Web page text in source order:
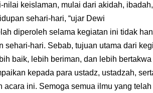
nilai keislaman, mulai dari akidah,
sehari-hari, “ujar Dewi
diperoleh selama kegiatan ini tidak
sehari-hari. Sebab, tujuan utama dari
baik, lebih beriman, dan lebih
kepada para ustadz, ustadzah,
acara ini. Semoga semua ilmu yang